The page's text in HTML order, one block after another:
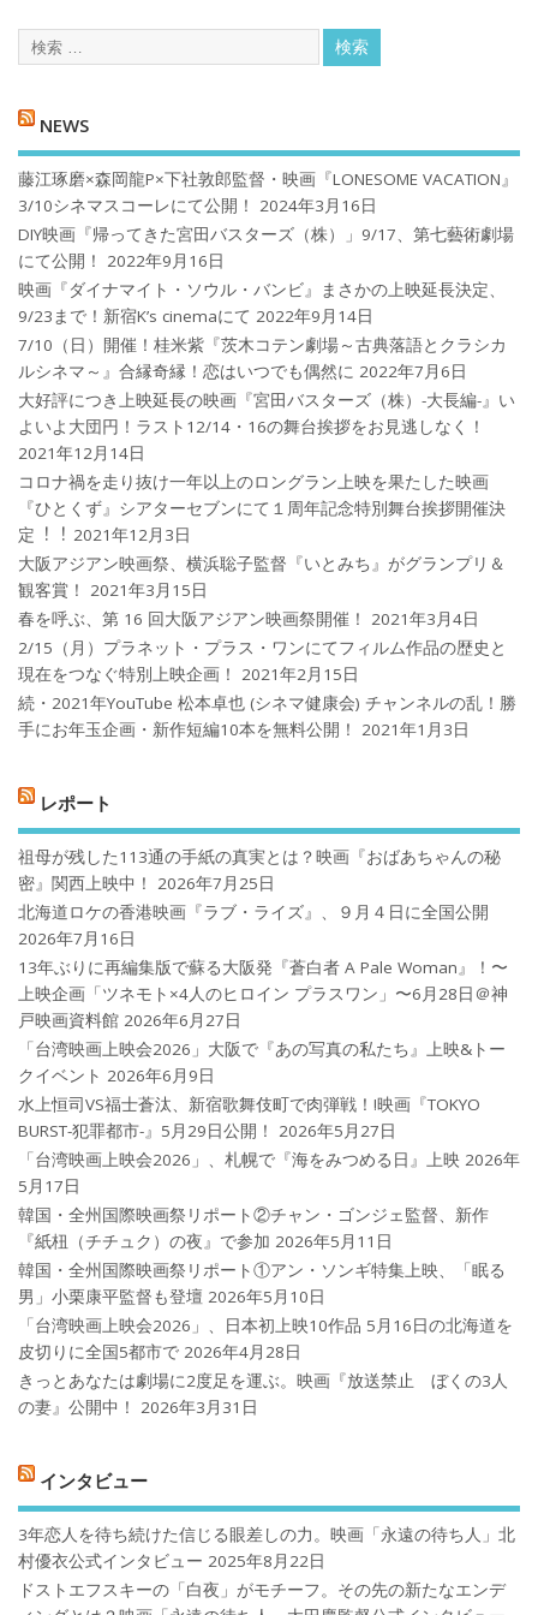
NEWS
藤江琢磨×森岡龍P×下社敦郎監督・映画『LONESOME VACATION』
3/10シネマスコーレにて公開！
2024年3月16日
DIY映画『帰ってきた宮田バスターズ（株）」9/17、第七藝術劇場
にて公開！
2022年9月16日
映画『ダイナマイト・ソウル・バンビ』まさかの上映延長決定、
9/23まで！新宿K’s cinemaにて 2022年9月14日
7/10（日）開催！桂米紫『茨木コテン劇場～古典落語とクラシカ
ルシネマ～』合縁奇縁！恋はいつでも偶然に 2022年7月6日
大好評につき上映延長の映画『宮田バスターズ（株）-大長編-』い
よいよ大団円！ラスト12/14・16の舞台挨拶をお見逃しなく！
2021年12月14日
コロナ禍を⾛り抜け⼀年以上のロングラン上映を果たした映画
『ひとくず』シアターセブンにて１周年記念特別舞台挨拶開催決
定︕︕ 2021年12月3日
大阪アジアン映画祭、横浜聡子監督『いとみち』がグランプリ＆
観客賞！
2021年3月15日
春を呼ぶ、第 16 回大阪アジアン映画祭開催！
2021年3月4日
2/15（月）プラネット・プラス・ワンにてフィルム作品の歴史と
現在をつなぐ特別上映企画！
2021年2月15日
続・2021年YouTube 松本卓也 (シネマ健康会) チャンネルの乱！勝
手にお年玉企画・新作短編10本を無料公開！
2021年1月3日
レポート
祖母が残した113通の手紙の真実とは？映画『おばあちゃんの秘
密』関西上映中！
2026年7月25日
北海道ロケの香港映画『ラブ・ライズ』、９月４日に全国公開
2026年7月16日
13年ぶりに再編集版で蘇る大阪発『蒼白者 A Pale Woman』！〜
上映企画「ツネモト×4人のヒロイン プラスワン」〜6月28日＠神
戸映画資料館 2026年6月27日
「台湾映画上映会2026」大阪で『あの写真の私たち』上映&トー
クイベント 2026年6月9日
水上恒司VS福士蒼汰、新宿歌舞伎町で肉弾戦！!映画『TOKYO
BURST-犯罪都市-』5月29日公開！
2026年5月27日
「台湾映画上映会2026」、札幌で『海をみつめる日』上映 2026年
5月17日
韓国・全州国際映画祭リポート②チャン・ゴンジェ監督、新作
『紙杻（チチュク）の夜』で参加 2026年5月11日
韓国・全州国際映画祭リポート①アン・ソンギ特集上映、「眠る
男」小栗康平監督も登壇 2026年5月10日
「台湾映画上映会2026」、日本初上映10作品 5月16日の北海道を
皮切りに全国5都市で 2026年4月28日
きっとあなたは劇場に2度足を運ぶ。映画『放送禁止 ぼくの3人
の妻』公開中！
2026年3月31日
インタビュー
3年恋人を待ち続けた信じる眼差しの力。映画「永遠の待ち人」北
村優衣公式インタビュー 2025年8月22日
ドストエフスキーの「白夜」がモチーフ。その先の新たなエンデ